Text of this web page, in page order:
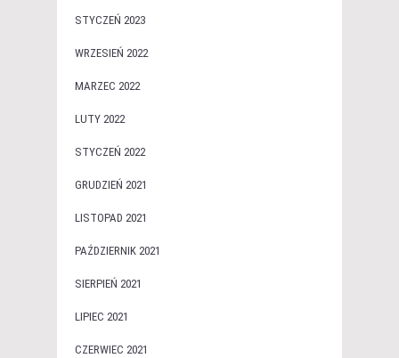
STYCZEŃ 2023
WRZESIEŃ 2022
MARZEC 2022
LUTY 2022
STYCZEŃ 2022
GRUDZIEŃ 2021
LISTOPAD 2021
PAŹDZIERNIK 2021
SIERPIEŃ 2021
LIPIEC 2021
CZERWIEC 2021